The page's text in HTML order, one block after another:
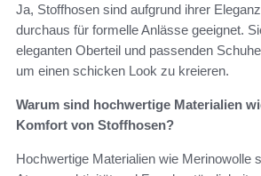
Ja, Stoffhosen sind aufgrund ihrer
durchaus für formelle Anlässe geeignet.
eleganten Oberteil und passenden
um einen schicken Look zu kreieren.
Warum sind hochwertige Materialien
Komfort von Stoffhosen?
Hochwertige Materialien wie Merinowolle